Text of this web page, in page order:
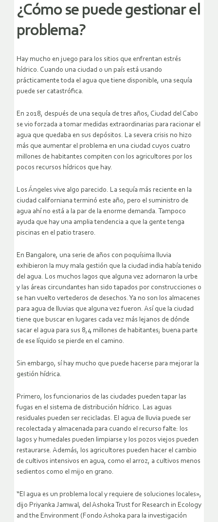
¿Cómo se puede gestionar el
problema?
Hay mucho en juego para los sitios que enfrentan estrés
hídrico. Cuando una ciudad o un país está usando
prácticamente toda el agua que tiene disponible, una sequía
puede ser catastrófica.
En 2018, después de una sequía de tres años, Ciudad del Cabo
se vio forzada a tomar medidas extraordinarias para racionar el
agua que quedaba en sus depósitos. La severa crisis no hizo
más que aumentar el problema en una ciudad cuyos cuatro
millones de habitantes compiten con los agricultores por los
pocos recursos hídricos que hay.
Los Ángeles vive algo parecido. La sequía más reciente en la
ciudad californiana terminó este año, pero el suministro de
agua ahí no está a la par de la enorme demanda. Tampoco
ayuda que hay una amplia tendencia a que la gente tenga
piscinas en el patio trasero.
En Bangalore, una serie de años con poquísima lluvia
exhibieron la muy mala gestión que la ciudad india había tenido
del agua. Los muchos lagos que alguna vez adornaron la urbe
y las áreas circundantes han sido tapados por construcciones o
se han vuelto vertederos de desechos. Ya no son los almacenes
para agua de lluvias que alguna vez fueron. Así que la ciudad
tiene que buscar en lugares cada vez más lejanos de dónde
sacar el agua para sus 8,4 millones de habitantes; buena parte
de ese líquido se pierde en el camino.
Sin embargo, sí hay mucho que puede hacerse para mejorar la
gestión hídrica.
Primero, los funcionarios de las ciudades pueden tapar las
fugas en el sistema de distribución hídrico. Las aguas
residuales pueden ser recicladas. El agua de lluvia puede ser
recolectada y almacenada para cuando el recurso falte: los
lagos y humedales pueden limpiarse y los pozos viejos pueden
restaurarse. Además, los agricultores pueden hacer el cambio
de cultivos intensivos en agua, como el arroz, a cultivos menos
sedientos como el mijo en grano.
“El agua es un problema local y requiere de soluciones locales»,
dijo Priyanka Jamwal, del Ashoka Trust for Research in Ecology
and the Environment (Fondo Ashoka para la investigación